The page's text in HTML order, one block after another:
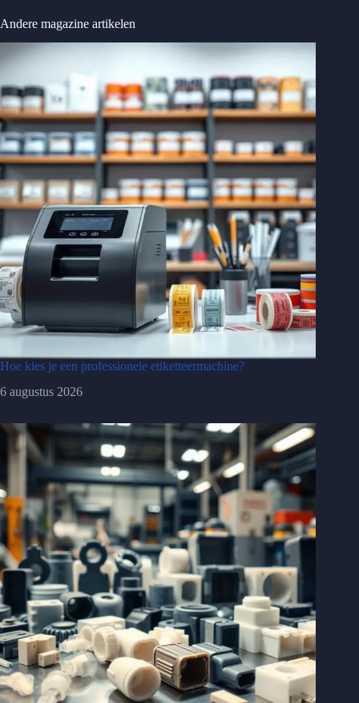
Andere magazine artikelen
Hoe kies je een professionele etiketteermachine?
6 augustus 2026